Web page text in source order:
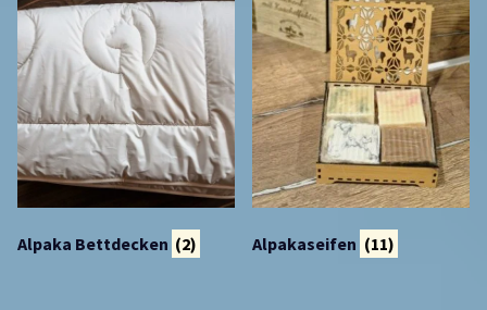
Alpaka Bettdecken (2) Alpakaseifen (11)